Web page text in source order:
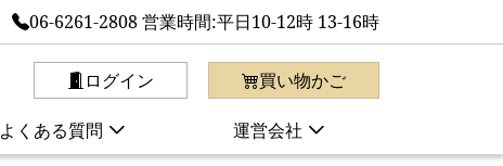
06-6261-2808 営業時間:平日10-12時 13-16時
ログイン 買い物かご
よくある質問 運営会社